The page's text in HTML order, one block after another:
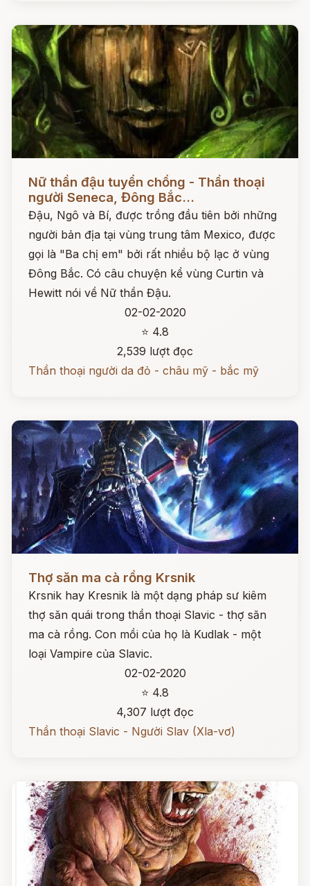
Nữ thần đậu tuyển chồng - Thần thoại
người Seneca, Đông Bắc...
Đậu, Ngô và Bí, được trồng đầu tiên bởi những
người bản địa tại vùng trung tâm Mexico, được
gọi là "Ba chị em" bởi rất nhiều bộ lạc ở vùng
Đông Bắc. Có câu chuyện kể vùng Curtin và
Hewitt nói về Nữ thần Đậu.
02-02-2020
⭐ 4.8
2,539 lượt đọc
Thần thoại người da đỏ - châu mỹ - bắc mỹ
Thợ săn ma cà rồng Krsnik
Krsnik hay Kresnik là một dạng pháp sư kiêm
thợ săn quái trong thần thoại Slavic - thợ săn
ma cà rồng. Con mồi của họ là Kudlak - một
loại Vampire của Slavic.
02-02-2020
⭐ 4.8
4,307 lượt đọc
Thần thoại Slavic - Người Slav (Xla-vơ)